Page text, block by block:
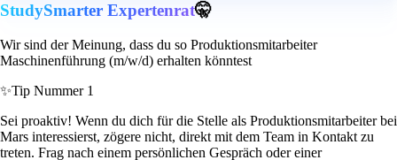
StudySmarter Expertenrat🤫
Wir sind der Meinung, dass du so Produktionsmitarbeiter
Maschinenführung (m/w/d) erhalten könntest
✨Tip Nummer 1
Sei proaktiv! Wenn du dich für die Stelle als Produktionsmitarbeiter bei
Mars interessierst, zögere nicht, direkt mit dem Team in Kontakt zu
treten. Frag nach einem persönlichen Gespräch oder einer